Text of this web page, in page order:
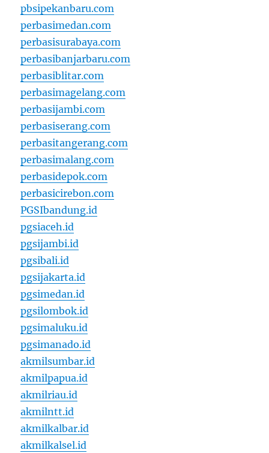
pbsipekanbaru.com
perbasimedan.com
perbasisurabaya.com
perbasibanjarbaru.com
perbasiblitar.com
perbasimagelang.com
perbasijambi.com
perbasiserang.com
perbasitangerang.com
perbasimalang.com
perbasidepok.com
perbasicirebon.com
PGSIbandung.id
pgsiaceh.id
pgsijambi.id
pgsibali.id
pgsijakarta.id
pgsimedan.id
pgsilombok.id
pgsimaluku.id
pgsimanado.id
akmilsumbar.id
akmilpapua.id
akmilriau.id
akmilntt.id
akmilkalbar.id
akmilkalsel.id